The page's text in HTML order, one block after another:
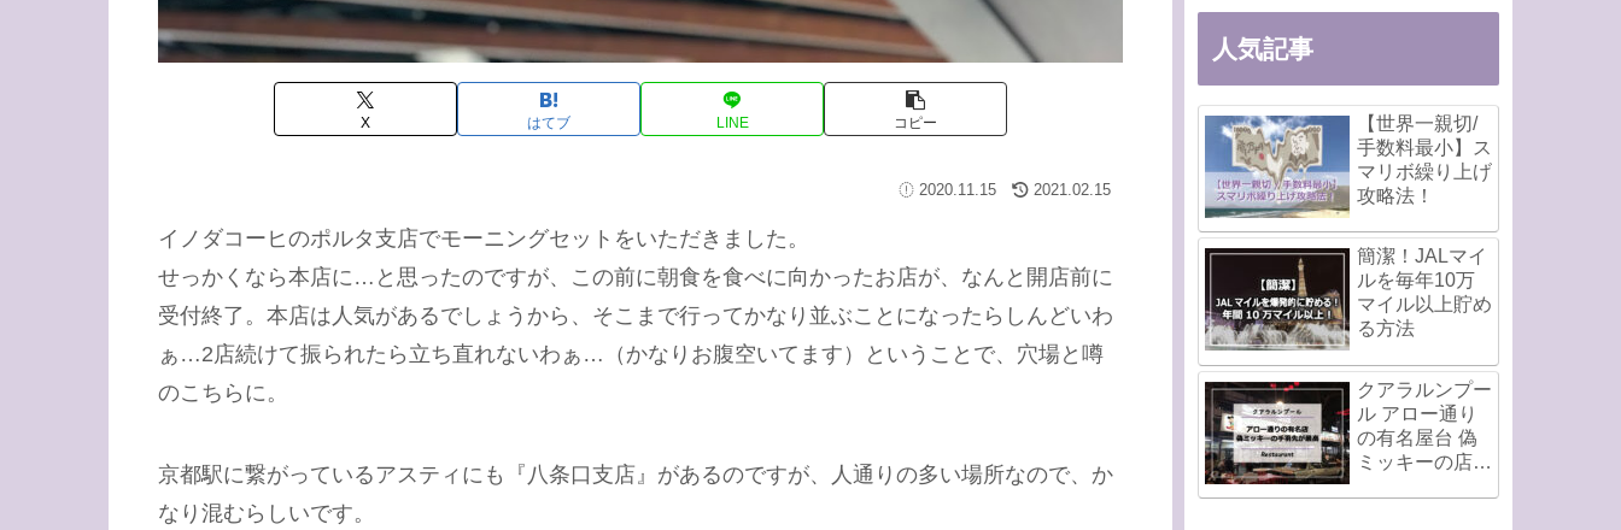
X はてブ LINE コピー
2020.11.15 2021.02.15
イノダコーヒのポルタ支店でモーニングセットをいただきました。
せっかくなら本店に…と思ったのですが、この前に朝食を食べに向かったお店が、なんと開店前に
受付終了。本店は人気があるでしょうから、そこまで行ってかなり並ぶことになったらしんどいわ
ぁ…2店続けて振られたら立ち直れないわぁ…（かなりお腹空いてます）ということで、穴場と噂
のこちらに。
京都駅に繋がっているアスティにも『八条口支店』があるのですが、人通りの多い場所なので、か
なり混むらしいです。
人気記事
【世界一親切/
手数料最小】ス
マリボ繰り上げ
攻略法！
簡潔！JALマイ
ルを毎年10万
マイル以上貯め
る方法
クアラルンプー
ル アロー通り
の有名屋台 偽
ミッキーの店の